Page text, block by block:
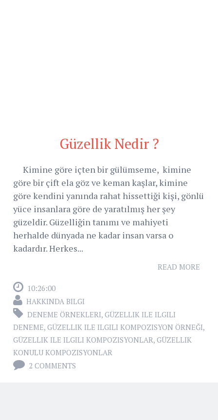
Güzellik Nedir ?
Kimine göre içten bir gülümseme, kimine
göre bir çift ela göz ve keman kaşlar, kimine
göre kendini yanında rahat hissettiği kişi, gönlü
yüce insanlara göre de yaratılmış her şey
güzeldir. Güzelliğin tanımı ve mahiyeti
herhalde dünyada ne kadar insan varsa o
kadardır. Herkes...
READ MORE
10:26:00
HAKKINDA BILGI
DENEME ÖRNEKLERI, GÜZELLIK ILE ILGILI
DENEME, GÜZELLIK ILE ILGILI KOMPOZISYON ÖRNEĞI,
GÜZELLIK ILE ILGILI KOMPOZISYONLAR, GÜZELLIK
KONULU KOMPOZISYONLAR
2 COMMENTS